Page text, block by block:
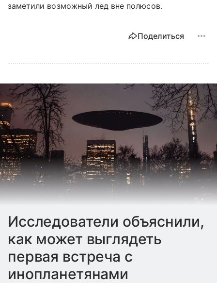
заметили возможный лед вне полюсов.
Поделиться
Исследователи объяснили,
как может выглядеть
первая встреча с
инопланетянами